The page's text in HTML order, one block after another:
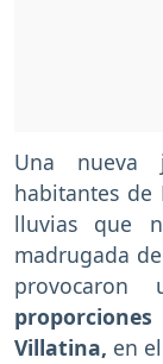
Una nueva
habitantes
lluvias que
madrugada
provocaron
Villatina, en